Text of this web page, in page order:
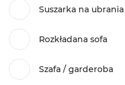
Suszarka na ubrania
Rozkładana sofa
Szafa / garderoba